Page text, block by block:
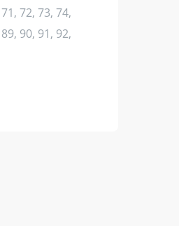
72, 73, 74,
90, 91, 92,